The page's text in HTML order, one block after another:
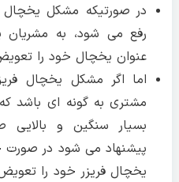
در صورتیکه مشکل یخچال
رفع می شود، به
عنوان یخچال خود را
اما اگر مشکل یخچال
مشتری به گونه ای باشد
بسیار سنگین و
پیشنهاد می شود در
یخچال فریزر خود را تعویض